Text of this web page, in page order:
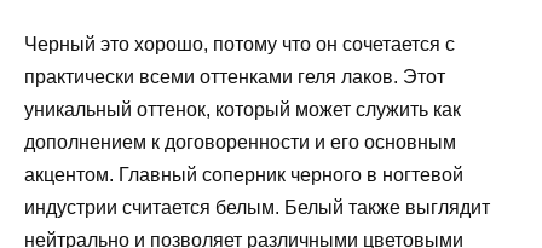
Черный это хорошо, потому что он сочетается с
практически всеми оттенками геля лаков. Этот
уникальный оттенок, который может служить как
дополнением к договоренности и его основным
акцентом. Главный соперник черного в ногтевой
индустрии считается белым. Белый также выглядит
нейтрально и позволяет различными цветовыми